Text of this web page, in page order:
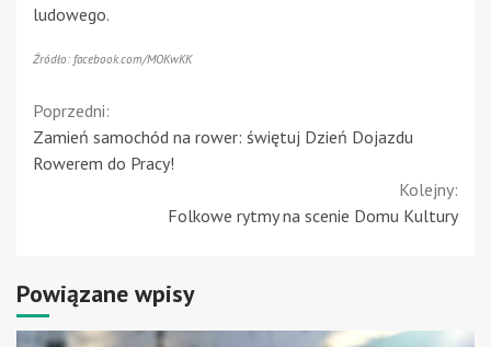
ludowego.
Źródło: facebook.com/MOKwKK
Continue
Reading
Poprzedni:
Zamień samochód na rower: świętuj Dzień Dojazdu
Rowerem do Pracy!
Kolejny:
Folkowe rytmy na scenie Domu Kultury
Powiązane wpisy